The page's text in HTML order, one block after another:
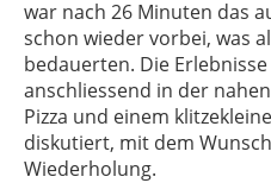
war nach 26 Minuten das
schon wieder vorbei, was
bedauerten. Die
anschliessend in der
Pizza und einem
diskutiert, mit dem
Wiederholung.